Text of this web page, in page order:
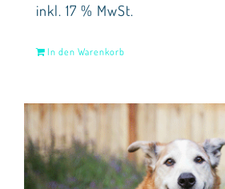
inkl. 17 % MwSt.
In den Warenkorb